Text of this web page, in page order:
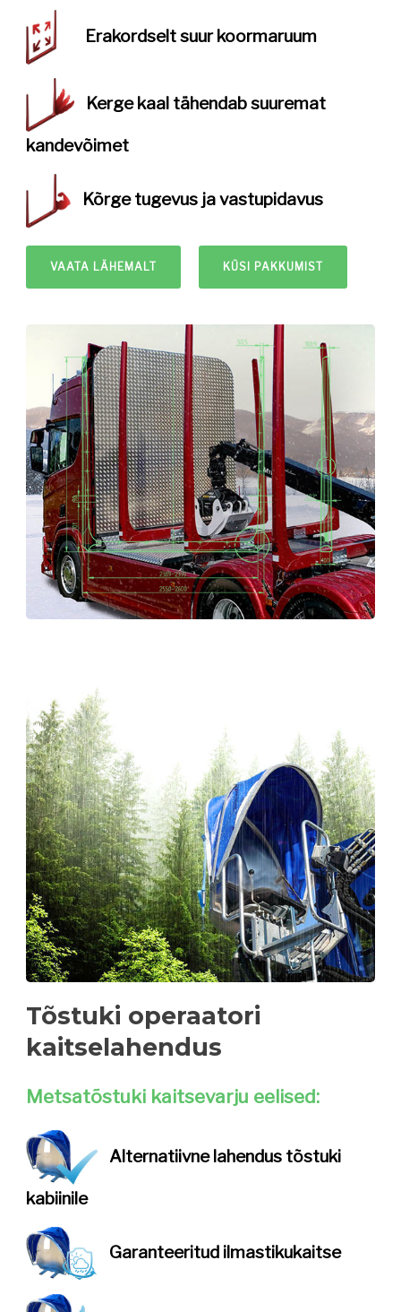
Erakordseltsuur koormaruum
Kerge kaal tähendab suuremat
kandevõimet
Kõrge tugevus javastupidavus
VAATA LÄHEMALT KÜSI PAKKUMIST
Tõstuki operaatori
kaitselahendus
Metsatõstuki kaitsevarju eelised:
Alternatiivne lahendus tõstuki
kabiinile
Garanteeritud ilmastikukaitse